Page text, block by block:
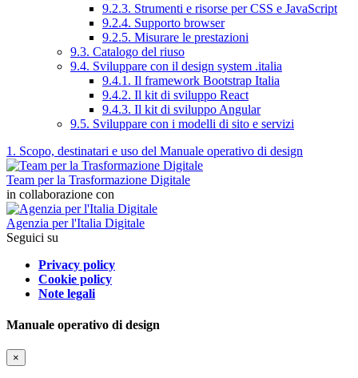
9.2.3. Strumenti e risorse per CSS e JavaScript
9.2.4. Supporto browser
9.2.5. Misurare le prestazioni
9.3. Catalogo del riuso
9.4. Sviluppare con il design system .italia
9.4.1. Il framework Bootstrap Italia
9.4.2. Il kit di sviluppo React
9.4.3. Il kit di sviluppo Angular
9.5. Sviluppare con i modelli di sito e servizi
1. Scopo, destinatari e uso del Manuale operativo di design
Team per la Trasformazione Digitale
in collaborazione con
Agenzia per l'Italia Digitale
Seguici su
Privacy policy
Cookie policy
Note legali
Manuale operativo di design
×